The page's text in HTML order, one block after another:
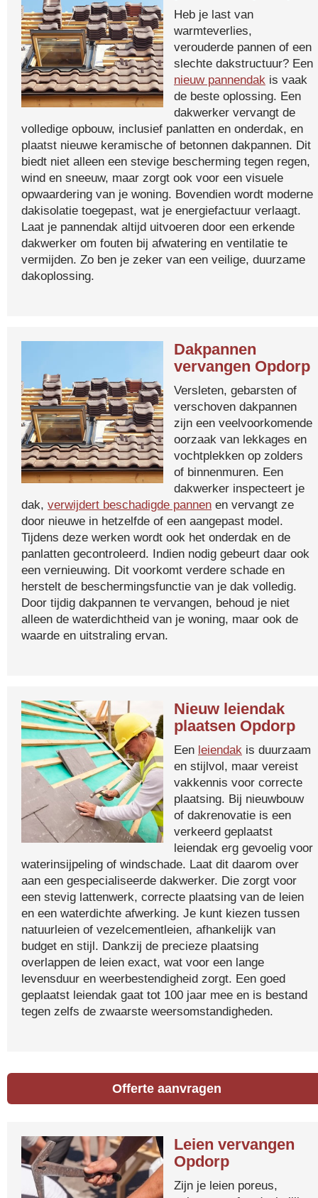
Heb je last van
warmteverlies,
verouderde pannen of een
slechte dakstructuur? Een
nieuw pannendak is vaak
de beste oplossing. Een
dakwerker vervangt de
volledige opbouw, inclusief panlatten en onderdak, en
plaatst nieuwe keramische of betonnen dakpannen. Dit
biedt niet alleen een stevige bescherming tegen regen,
wind en sneeuw, maar zorgt ook voor een visuele
opwaardering van je woning. Bovendien wordt moderne
dakisolatie toegepast, wat je energiefactuur verlaagt.
Laat je pannendak altijd uitvoeren door een erkende
dakwerker om fouten bij afwatering en ventilatie te
vermijden. Zo ben je zeker van een veilige, duurzame
dakoplossing.
Dakpannen
vervangen Opdorp
Versleten, gebarsten of
verschoven dakpannen
zijn een veelvoorkomende
oorzaak van lekkages en
vochtplekken op zolders
of binnenmuren. Een
dakwerker inspecteert je
dak, verwijdert beschadigde pannen en vervangt ze
door nieuwe in hetzelfde of een aangepast model.
Tijdens deze werken wordt ook het onderdak en de
panlatten gecontroleerd. Indien nodig gebeurt daar ook
een vernieuwing. Dit voorkomt verdere schade en
herstelt de beschermingsfunctie van je dak volledig.
Door tijdig dakpannen te vervangen, behoud je niet
alleen de waterdichtheid van je woning, maar ook de
waarde en uitstraling ervan.
Nieuw leiendak
plaatsen Opdorp
Een leiendak is duurzaam
en stijlvol, maar vereist
vakkennis voor correcte
plaatsing. Bij nieuwbouw
of dakrenovatie is een
verkeerd geplaatst
leiendak erg gevoelig voor
waterinsijpeling of windschade. Laat dit daarom over
aan een gespecialiseerde dakwerker. Die zorgt voor
een stevig lattenwerk, correcte plaatsing van de leien
en een waterdichte afwerking. Je kunt kiezen tussen
natuurleien of vezelcementleien, afhankelijk van
budget en stijl. Dankzij de precieze plaatsing
overlappen de leien exact, wat voor een lange
levensduur en weerbestendigheid zorgt. Een goed
geplaatst leiendak gaat tot 100 jaar mee en is bestand
tegen zelfs de zwaarste weersomstandigheden.
Offerte aanvragen
Leien vervangen
Opdorp
Zijn je leien poreus,